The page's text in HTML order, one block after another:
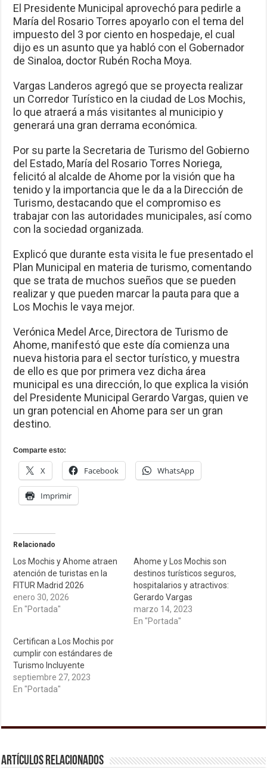
El Presidente Municipal aprovechó para pedirle a
María del Rosario Torres apoyarlo con el tema del
impuesto del 3 por ciento en hospedaje, el cual
dijo es un asunto que ya habló con el Gobernador
de Sinaloa, doctor Rubén Rocha Moya.
Vargas Landeros agregó que se proyecta realizar
un Corredor Turístico en la ciudad de Los Mochis,
lo que atraerá a más visitantes al municipio y
generará una gran derrama económica.
Por su parte la Secretaria de Turismo del Gobierno
del Estado, María del Rosario Torres Noriega,
felicitó al alcalde de Ahome por la visión que ha
tenido y la importancia que le da a la Dirección de
Turismo, destacando que el compromiso es
trabajar con las autoridades municipales, así como
con la sociedad organizada.
Explicó que durante esta visita le fue presentado el
Plan Municipal en materia de turismo, comentando
que se trata de muchos sueños que se pueden
realizar y que pueden marcar la pauta para que a
Los Mochis le vaya mejor.
Verónica Medel Arce, Directora de Turismo de
Ahome, manifestó que este día comienza una
nueva historia para el sector turístico, y muestra
de ello es que por primera vez dicha área
municipal es una dirección, lo que explica la visión
del Presidente Municipal Gerardo Vargas, quien ve
un gran potencial en Ahome para ser un gran
destino.
Comparte esto:
X Facebook WhatsApp
Imprimir
Relacionado
Los Mochis y Ahome atraen
atención de turistas en la
FITUR Madrid 2026
enero 30, 2026
En "Portada"
Ahome y Los Mochis son
destinos turísticos seguros,
hospitalarios y atractivos:
Gerardo Vargas
marzo 14, 2023
En "Portada"
Certifican a Los Mochis por
cumplir con estándares de
Turismo Incluyente
septiembre 27, 2023
En "Portada"
Artículos relacionados